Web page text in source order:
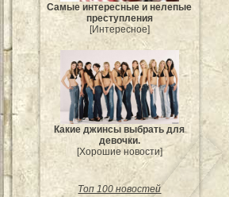
Самые интересные и нелепые
преступления
[Интересное]
Какие джинсы выбрать для
девочки.
[Хорошие новости]
Топ 100 новостей